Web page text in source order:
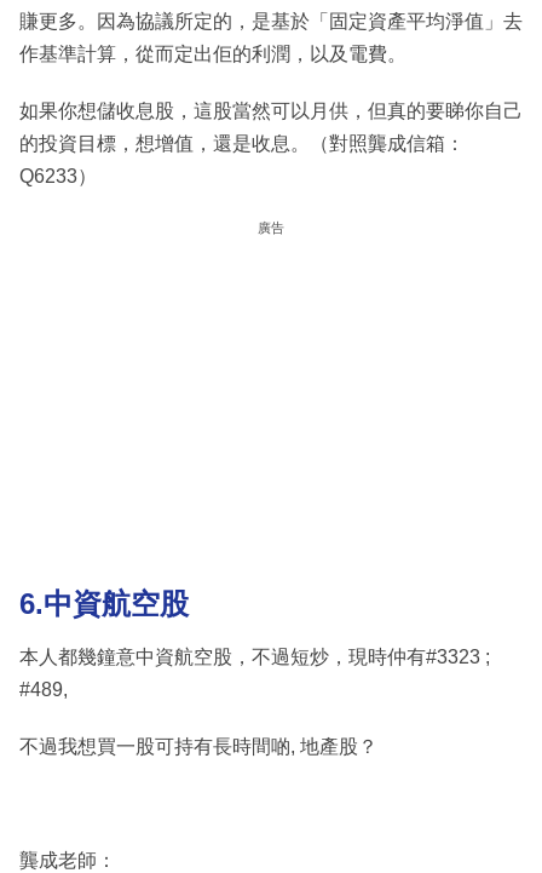
賺更多。因為協議所定的，是基於「固定資產平均淨值」去
作基準計算，從而定出佢的利潤，以及電費。
如果你想儲收息股，這股當然可以月供，但真的要睇你自己
的投資目標，想增值，還是收息。（對照龔成信箱：
Q6233）
廣告
6.中資航空股
本人都幾鐘意中資航空股，不過短炒，現時仲有#3323 ;
#489,
不過我想買一股可持有長時間啲, 地產股？
龔成老師：